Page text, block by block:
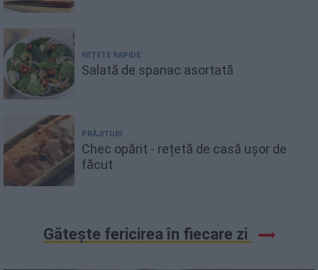
REȚETE RAPIDE
Salată de spanac asortată
PRĂJITURI
Chec opărit - rețetă de casă ușor de
făcut
Gătește fericirea în fiecare zi